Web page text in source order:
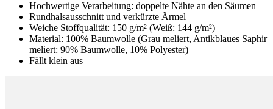
Hochwertige Verarbeitung: doppelte Nähte an den Säumen
Rundhalsausschnitt und verkürzte Ärmel
Weiche Stoffqualität: 150 g/m² (Weiß: 144 g/m²)
Material: 100% Baumwolle (Grau meliert, Antikblaues Saphir
meliert: 90% Baumwolle, 10% Polyester)
Fällt klein aus